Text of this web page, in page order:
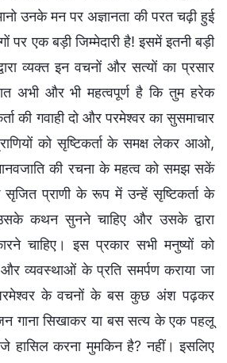
उनके मन पर अज्ञानता की परत चढ़ी हुई
पर एक बड़ी जिम्मेदारी है! इसमें इतनी बड़ी
व्यक्त इन वचनों और सत्यों का प्रसार
अभी और भी महत्वपूर्ण है कि तुम हरेक
की गवाही दो और परमेश्वर का सुसमाचार
को सृष्टिकर्ता के समक्ष लेकर आओ,
मानवजाति की रचना के महत्व को समझ सकें
प्राणी के रूप में उन्हें सृष्टिकर्ता के
उसके कथन सुनने चाहिए और उसके द्वारा
चाहिए। इस प्रकार सभी मनुष्यों को
और व्यवस्थाओं के प्रति समर्पण कराया जा
के वचनों के बस कुछ अंश पढ़कर
गाना सिखाकर या बस सत्य के एक पहलू
हासिल करना मुमकिन है? नहीं। इसलिए